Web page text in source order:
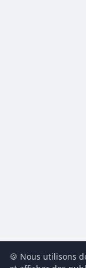
🍪 Nous utilisons